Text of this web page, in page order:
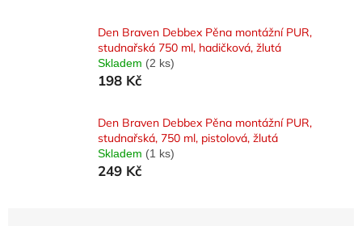
Den Braven Debbex Pěna montážní PUR,
studnařská 750 ml, hadičková, žlutá
Skladem (2 ks)
198 Kč
Den Braven Debbex Pěna montážní PUR,
studnařská, 750 ml, pistolová, žlutá
Skladem (1 ks)
249 Kč